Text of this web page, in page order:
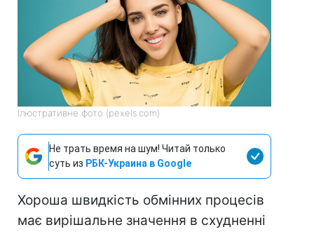
Ілюстративне фото (pexels.com)
Не трать время на шум! Читай только
суть из РБК-Украина в Google
Хороша швидкість обмінних процесів
має вирішальне значення в схудненні